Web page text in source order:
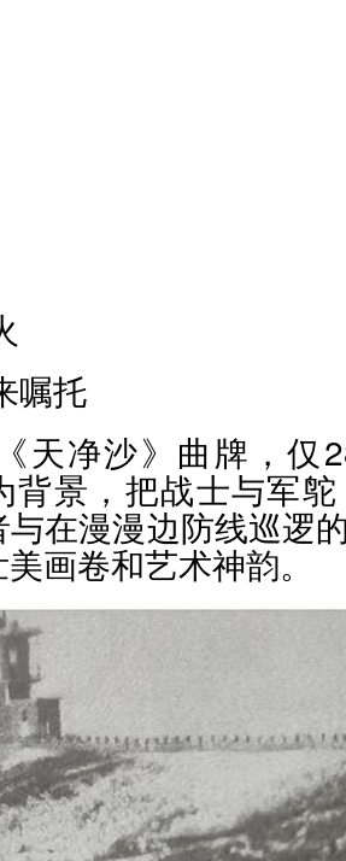
嘱托
天净沙》曲牌，仅
背景，把战士与军
在漫漫边防线巡逻
画卷和艺术神韵。